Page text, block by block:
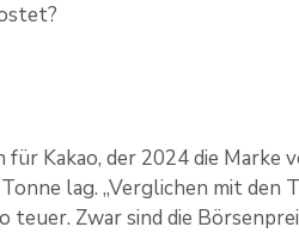
Kakao, der 2024 die Marke
lag. „Verglichen mit den
Zwar sind die